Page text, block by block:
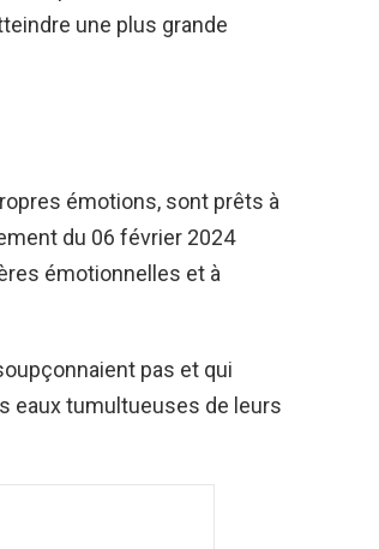
une plus grande
émotions, sont prêts à
du 06 février 2024
émotionnelles et à
pas et qui
eaux tumultueuses de leurs